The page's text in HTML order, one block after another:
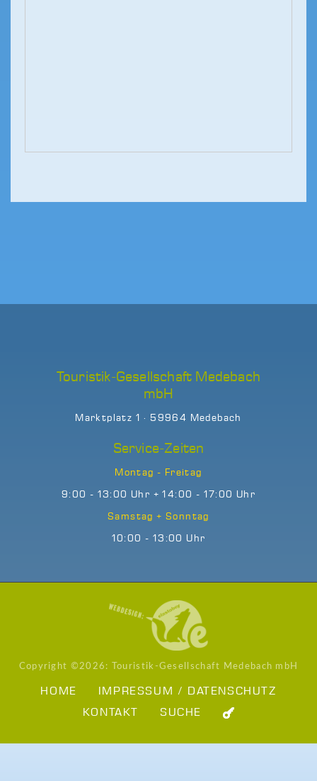
Touristik-Gesellschaft Medebach
mbH
Marktplatz 1 · 59964 Medebach
Service-Zeiten
Montag - Freitag
9:00 - 13:00 Uhr + 14:00 - 17:00 Uhr
Samstag + Sonntag
10:00 - 13:00 Uhr
Copyright ©2026: Touristik-Gesellschaft Medebach mbH
HOME
IMPRESSUM / DATENSCHUTZ
KONTAKT
SUCHE